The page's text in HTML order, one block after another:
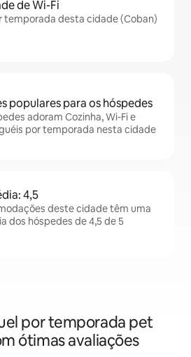
de Wi-Fi
temporada desta cidade (Coban)
populares para os hóspedes
adoram Cozinha, Wi-Fi e
por temporada nesta cidade
4,5
deste cidade têm uma
dos hóspedes de 4,5 de 5
por temporada pet
ótimas avaliações